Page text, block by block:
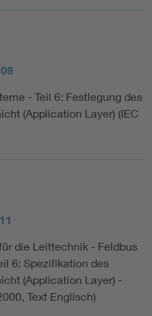
- Teil 6: Festlegung des
(Application Layer) (IEC
die Leittechnik - Feldbus
6: Spezifikation des
(Application Layer) -
Text Englisch)